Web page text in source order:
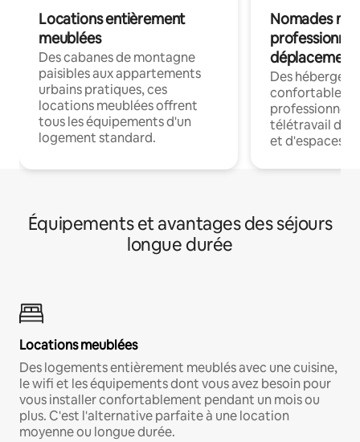
Locations entièrement
meublées
Des cabanes de montagne
paisibles aux appartements
urbains pratiques, ces
locations meublées offrent
tous les équipements d'un
logement standard.
Nomades
déplacement
Des
confortables
professionnels
télétravail
et d'espaces
Équipements et avantages des séjours
longue durée
Locations meublées
Des logements entièrement meublés avec une cuisine,
le wifi et les équipements dont vous avez besoin pour
vous installer confortablement pendant un mois ou
plus. C'est l'alternative parfaite à une location
moyenne ou longue durée.